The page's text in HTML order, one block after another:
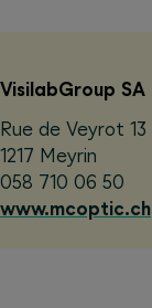
VisilabGroup SA
Rue de Veyrot 13
1217 Meyrin
058 710 06 50
www.mcoptic.ch